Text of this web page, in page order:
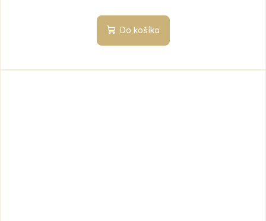
Do košíka